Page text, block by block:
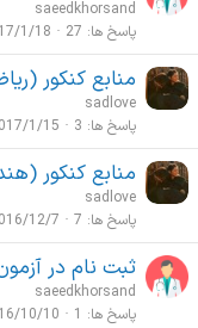
saeedkhorsand
پاسخ ها 27
1/18
منابع کنکور
sadlove
پاسخ ها 3
1/15
منابع کنکور
sadlove
پاسخ ها 7
12/7
ثبت نام در
saeedkhorsand
پاسخ ها
1
10/10